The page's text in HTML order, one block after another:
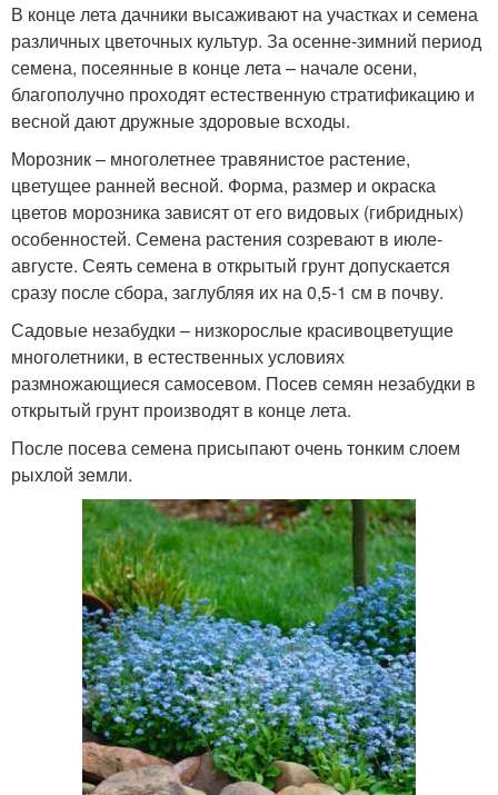
В конце лета дачники высаживают на участках и семена
различных цветочных культур. За осенне-зимний период
семена, посеянные в конце лета – начале осени,
благополучно проходят естественную стратификацию и
весной дают дружные здоровые всходы.
Морозник – многолетнее травянистое растение,
цветущее ранней весной. Форма, размер и окраска
цветов морозника зависят от его видовых (гибридных)
особенностей. Семена растения созревают в июле-
августе. Сеять семена в открытый грунт допускается
сразу после сбора, заглубляя их на 0,5-1 см в почву.
Садовые незабудки – низкорослые красивоцветущие
многолетники, в естественных условиях
размножающиеся самосевом. Посев семян незабудки в
открытый грунт производят в конце лета.
После посева семена присыпают очень тонким слоем
рыхлой земли.